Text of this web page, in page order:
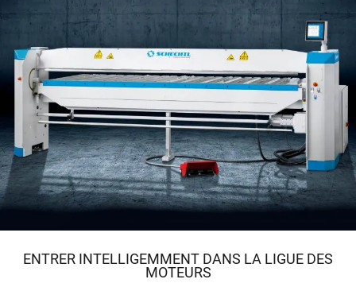
ENTRER INTELLIGEMMENT DANS LA LIGUE DES
MOTEURS